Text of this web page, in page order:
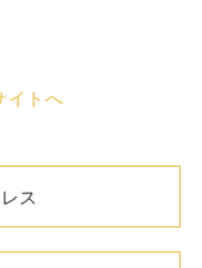
イトへ
ス